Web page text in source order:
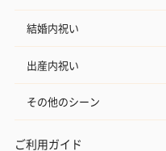
紅茶・コーヒー・スイー
紅茶・コーヒー・スイーツ
への＋αにおすすめです。
結婚内祝い
出産内祝い
その他のシーン
ご利用ガイド